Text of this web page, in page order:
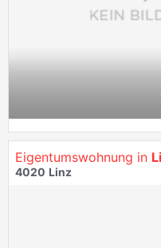
Eigentumswohnung in
4020 Linz